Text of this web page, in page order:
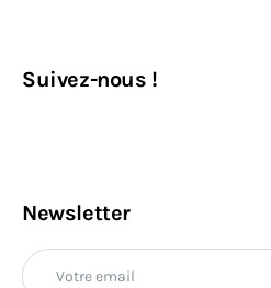
Suivez-nous !
Newsletter